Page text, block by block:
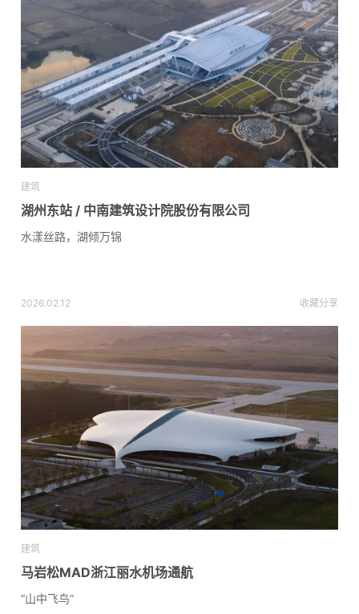
建筑
湖州东站 / 中南建筑设计院股份有限公司
水漾丝路，湖倾万锦
2026.02.12 收藏分享
建筑
马岩松MAD浙江丽水机场通航
“山中飞鸟”